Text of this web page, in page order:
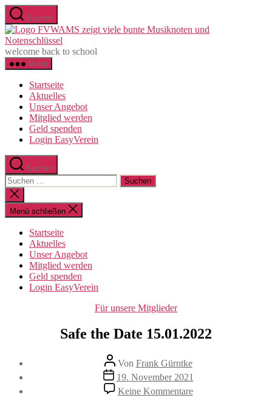
Zum
Inhalt
springen
Suchen
welcome back to school
Menü
Startseite
Aktuelles
Unser Angebot
Mitglied werden
Geld spenden
Login EasyVerein
Suchen
Suchen
nach:
Suche
schließen
Menü schließen
Startseite
Aktuelles
Unser Angebot
Mitglied werden
Geld spenden
Login EasyVerein
Kategorien
Für unsere Mitglieder
Safe the Date 15.01.2022
Beitragsautor
Von Frank Gürntke
Veröffentlichungsdatum
19. November 2021
Keine Kommentarezu
Safe